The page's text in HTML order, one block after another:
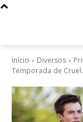
Início Diversos
Temporada de